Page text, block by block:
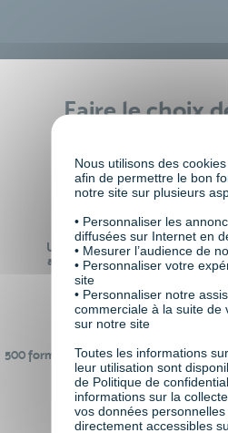
Faire le choix
Un réseau de 22 000
anciens participants
500 formations pour se préparer au
monde de demain
Nous utilisons des
afin de permettre le bon
notre site sur plusieurs
• Personnaliser les
diffusées sur Internet en
• Mesurer l’audience de
• Personnaliser votre
site
• Personnaliser notre
commerciale à la suite de
sur notre site
Toutes les informations
leur utilisation sont
de Politique de
informations sur la
vos données
directement accessibles